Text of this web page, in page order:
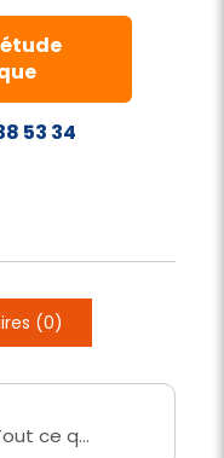
53 34
(0)
Obligation d'achat: Tout ce qu'il faut savoir sur cette aide.